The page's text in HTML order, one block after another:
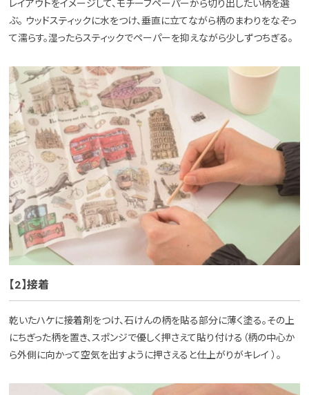
レイアウトをイメージして、モチーフペーパーから切り出したい柄を選
ぶ。 ウッドスティックに水をつけ、垂直に立てながら柄のまわりをなぞっ
て濡らす。湿ったらスティックでペーパーを抑えながら少しずつちぎる。
【2】接着
乾いたハケに接着剤をつけ、石けんの柄を貼る部分に薄く塗る。その上
にちぎった柄を置き、スポンジで優しく押さえて貼り付ける（柄の中心か
ら外側に向かって空気を出すように押さえると仕上がりがキレイ ）。